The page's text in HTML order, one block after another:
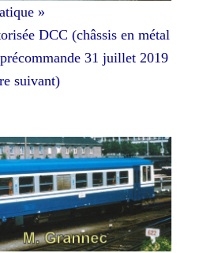
»
DCC (châssis en métal
31 juillet 2019
suivant)